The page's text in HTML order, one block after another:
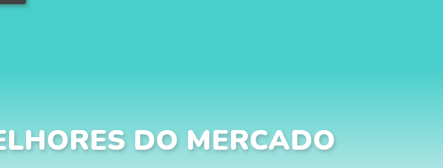
DO MERCADO